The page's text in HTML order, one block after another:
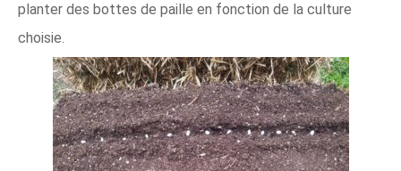
planter des bottes de paille en fonction de la culture
choisie.